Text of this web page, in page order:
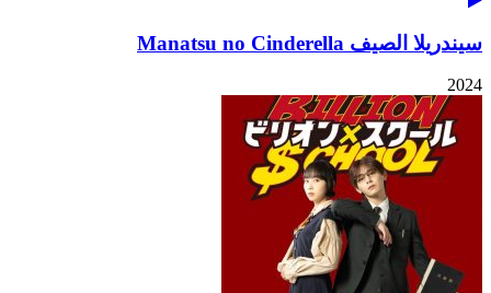
سيندريلا الصيف Manatsu no Cinderella
2024